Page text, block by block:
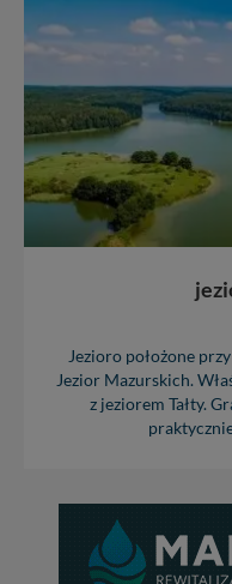
Jezioro położone
Jezior Mazurskich.
z jeziorem Tałty.